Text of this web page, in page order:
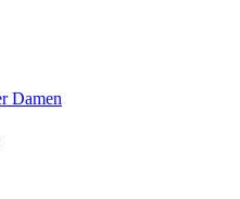
Damen